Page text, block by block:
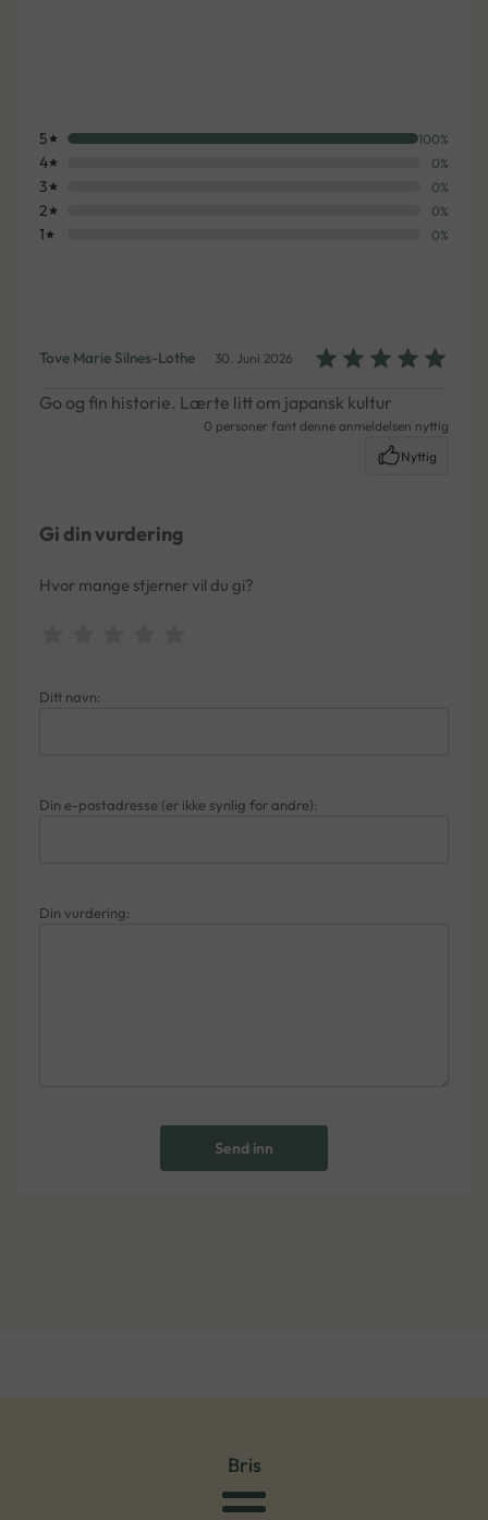
1 0%
2 0%
3 0%
4 0%
5 100%
Tove Marie Silnes-Lothe 30. Juni 2026
Go og fin historie. Lærte litt om japansk kultur
0 personer fant denne anmeldelsen nyttig
Nyttig
Gi din vurdering
Hvor mange stjerner vil du gi?
Ditt navn:
Din e-postadresse (er ikke synlig for andre):
Din vurdering:
Send inn
Bris